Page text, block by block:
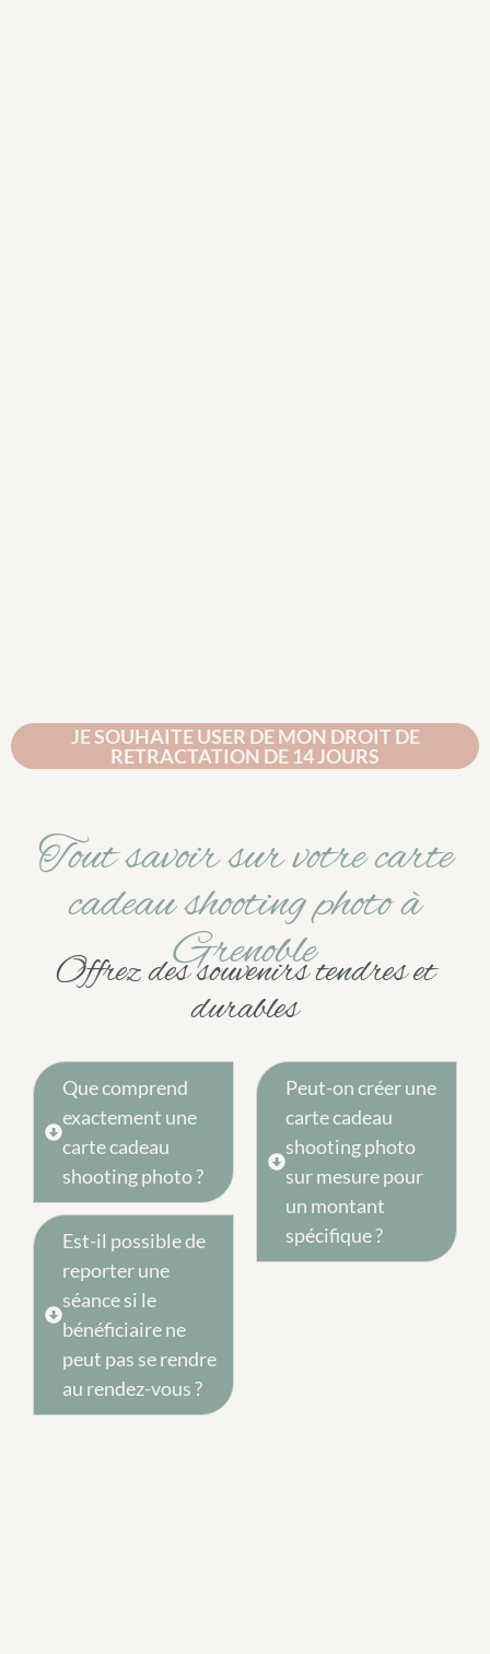
JE SOUHAITE USER DE MON DROIT DE
RETRACTATION DE 14 JOURS
Tout savoir sur votre carte
cadeau shooting photo à
Grenoble
Offrez des souvenirs tendres et
durables
Que comprend
exactement une
carte cadeau
shooting photo ?
Est-il possible de
reporter une
séance si le
bénéficiaire ne
peut pas se rendre
au rendez-vous ?
Peut-on créer une
carte cadeau
shooting photo
sur mesure pour
un montant
spécifique ?